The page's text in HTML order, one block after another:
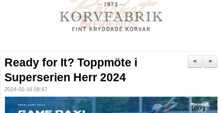
>
<
Ready for It? Toppmöte i
Superserien Herr 2024
2024-05-16 08:47